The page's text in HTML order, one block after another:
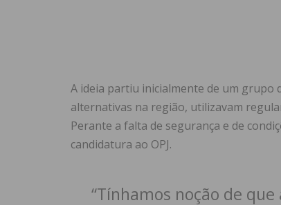
A ideia partiu inicialmente de um grupo
alternativas na região, utilizavam
Perante a falta de segurança e de
candidatura ao OPJ.
“Tínhamos noção de